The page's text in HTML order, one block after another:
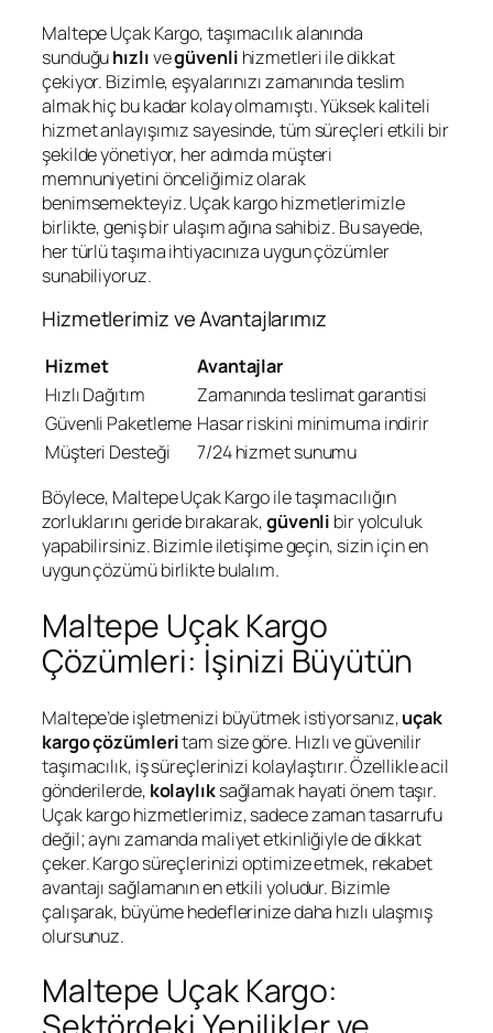
Maltepe Uçak Kargo, taşımacılık alanında
sunduğuhızlıvegüvenli hizmetleri ile dikkat
çekiyor. Bizimle, eşyalarınızı zamanında teslim
almak hiç bu kadar kolay olmamıştı. Yüksek kaliteli
hizmet anlayışımız sayesinde, tüm süreçleri etkili bir
şekilde yönetiyor, her adımda müşteri
memnuniyetini önceliğimiz olarak
benimsemekteyiz. Uçak kargo hizmetlerimizle
birlikte, geniş bir ulaşım ağına sahibiz. Bu sayede,
her türlü taşıma ihtiyacınıza uygun çözümler
sunabiliyoruz.
Hizmetlerimiz ve Avantajlarımız
Hizmet
Avantajlar
Hızlı Dağıtım
Zamanında teslimat garantisi
Güvenli Paketleme Hasar riskini minimuma indirir
Müşteri Desteği
7/24 hizmet sunumu
Böylece, Maltepe Uçak Kargo ile taşımacılığın
zorluklarını geride bırakarak,güvenli bir yolculuk
yapabilirsiniz. Bizimle iletişime geçin, sizin için en
uygun çözümü birlikte bulalım.
Maltepe Uçak Kargo
Çözümleri: İşinizi Büyütün
Maltepe’de işletmenizi büyütmek istiyorsanız,uçak
kargo çözümleritam size göre. Hızlı ve güvenilir
taşımacılık, iş süreçlerinizi kolaylaştırır. Özellikle acil
gönderilerde, kolaylıksağlamak hayati önem taşır.
Uçak kargo hizmetlerimiz, sadece zaman tasarrufu
değil; aynı zamanda maliyet etkinliğiyle de dikkat
çeker. Kargo süreçlerinizi optimize etmek, rekabet
avantajı sağlamanın en etkili yoludur. Bizimle
çalışarak, büyüme hedeflerinize daha hızlı ulaşmış
olursunuz.
Maltepe Uçak Kargo: